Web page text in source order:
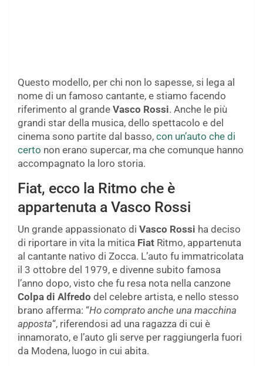
Questo modello, per chi non lo sapesse, si lega al
nome di un famoso cantante, e stiamo facendo
riferimento al grande Vasco Rossi. Anche le più
grandi star della musica, dello spettacolo e del
cinema sono partite dal basso, con un’auto che di
certo non erano supercar, ma che comunque hanno
accompagnato la loro storia.
Fiat, ecco la Ritmo che è
appartenuta a Vasco Rossi
Un grande appassionato di Vasco Rossi ha deciso
di riportare in vita la mitica Fiat Ritmo, appartenuta
al cantante nativo di Zocca. L’auto fu immatricolata
il 3 ottobre del 1979, e divenne subito famosa
l’anno dopo, visto che fu resa nota nella canzone
Colpa di Alfredo del celebre artista, e nello stesso
brano afferma: “Ho comprato anche una macchina
apposta“, riferendosi ad una ragazza di cui è
innamorato, e l’auto gli serve per raggiungerla fuori
da Modena, luogo in cui abita.